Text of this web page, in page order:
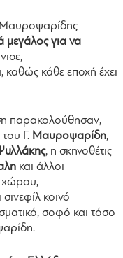
Μαυροψαρίδης
μεγάλος για να
καθώς κάθε εποχή έχει
παρακολούθησαν,
Γ. Μαυροψαρίδη,
, η σκηνοθέτις
και άλλοι
χώρου,
κοινό
σοφό και τόσο